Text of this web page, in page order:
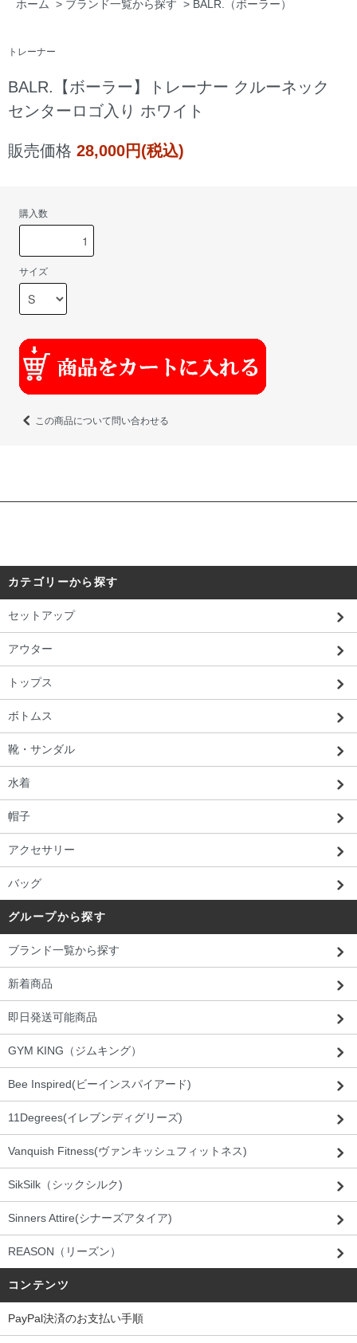
ホーム > ブランド一覧から探す > BALR.（ボーラー）
トレーナー
BALR.【ボーラー】トレーナー クルーネック
センターロゴ入り ホワイト
販売価格 28,000円(税込)
購入数
サイズ
この商品について問い合わせる
カテゴリーから探す
セットアップ
アウター
トップス
ボトムス
靴・サンダル
水着
帽子
アクセサリー
バッグ
グループから探す
ブランド一覧から探す
新着商品
即日発送可能商品
GYM KING（ジムキング）
Bee Inspired(ビーインスパイアード)
11Degrees(イレブンディグリーズ)
Vanquish Fitness(ヴァンキッシュフィットネス)
SikSilk（シックシルク)
Sinners Attire(シナーズアタイア)
REASON（リーズン）
コンテンツ
PayPal決済のお支払い手順